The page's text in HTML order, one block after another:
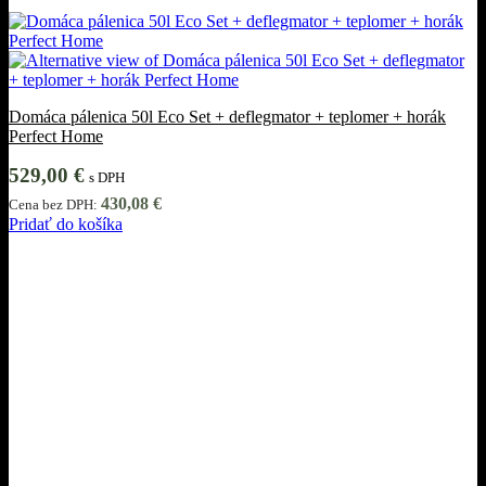
Domáca pálenica 50l Eco Set + deflegmator + teplomer + horák
Perfect Home
529,00 € s DPH
Cena bez DPH: 430,08 €
Pridať do košíka